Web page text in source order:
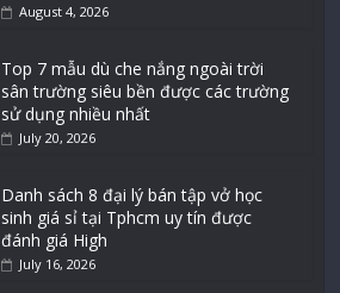
August 4, 2026
Top 7 mẫu dù che nắng ngoài trời
sân trường siêu bền được các trường
sử dụng nhiều nhất
July 20, 2026
Danh sách 8 đại lý bán tập vở học
sinh giá sỉ tại Tphcm uy tín được
đánh giá High
July 16, 2026